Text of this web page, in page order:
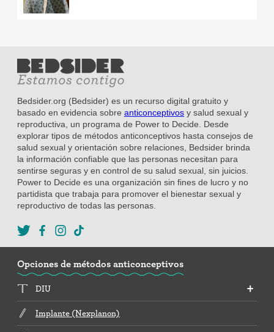
Bedsider.org (Bedsider) es un recurso digital gratuito y
basado en evidencia sobre anticonceptivos y salud sexual y
reproductiva, un programa de Power to Decide. Desde
explorar tipos de métodos anticonceptivos hasta consejos de
salud sexual y orientación sobre relaciones, Bedsider brinda
la información confiable que las personas necesitan para
sentirse seguras y en control de su salud sexual, sin juicios.
Power to Decide es una organización sin fines de lucro y no
partidista que trabaja para promover el bienestar sexual y
reproductivo de todas las personas.
Opciones de métodos anticonceptivos
DIU
Implante (Nexplanon)